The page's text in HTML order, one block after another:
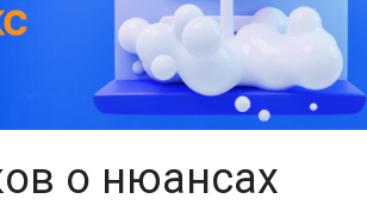
о нюансах